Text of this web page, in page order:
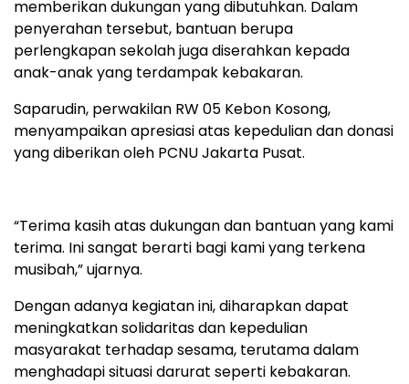
memberikan dukungan yang dibutuhkan. Dalam
penyerahan tersebut, bantuan berupa
perlengkapan sekolah juga diserahkan kepada
anak-anak yang terdampak kebakaran.
Saparudin, perwakilan RW 05 Kebon Kosong,
menyampaikan apresiasi atas kepedulian dan donasi
yang diberikan oleh PCNU Jakarta Pusat.
“Terima kasih atas dukungan dan bantuan yang kami
terima. Ini sangat berarti bagi kami yang terkena
musibah,” ujarnya.
Dengan adanya kegiatan ini, diharapkan dapat
meningkatkan solidaritas dan kepedulian
masyarakat terhadap sesama, terutama dalam
menghadapi situasi darurat seperti kebakaran.